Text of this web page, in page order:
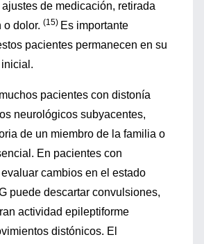
de medicación, retirada
o dolor. (15) Es importante
pacientes permanecen en su
pacientes con distonía
neurológicos subyacentes,
de un miembro de la familia o
En pacientes con
cambios en el estado
puede descartar convulsiones,
actividad epileptiforme
distónicos. El